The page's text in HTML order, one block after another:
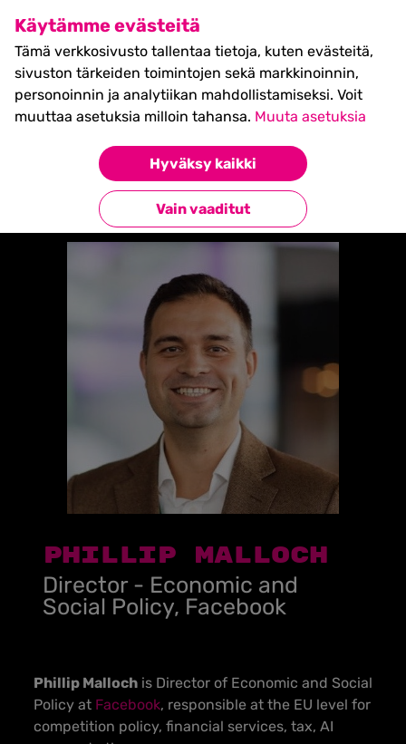
Käytämme evästeitä
Tämä verkkosivusto tallentaa tietoja, kuten evästeitä,
sivuston tärkeiden toimintojen sekä markkinoinnin,
personoinnin ja analytiikan mahdollistamiseksi. Voit
muuttaa asetuksia milloin tahansa. Muuta asetuksia
Hyväksy kaikki
Vain vaaditut
SHIFT Business Festival
27.5.2027, Turku - liput
myynnissä nyt! >>
Phillip Malloch
Takaisin esiintyjiin
Phillip Malloch
Director - Economic and
Social Policy, Facebook
Phillip Malloch is Director of Economic and Social
Policy at Facebook, responsible at the EU level for
competition policy, financial services, tax, AI